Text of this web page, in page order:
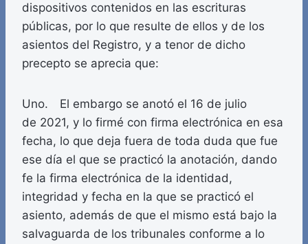
dispositivos contenidos en las escrituras
públicas, por lo que resulte de ellos y de los
asientos del Registro, y a tenor de dicho
precepto se aprecia que:
Uno. El embargo se anotó el 16 de julio
de 2021, y lo firmé con firma electrónica en esa
fecha, lo que deja fuera de toda duda que fue
ese día el que se practicó la anotación, dando
fe la firma electrónica de la identidad,
integridad y fecha en la que se practicó el
asiento, además de que el mismo está bajo la
salvaguarda de los tribunales conforme a lo